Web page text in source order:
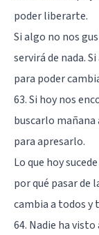
poder liberarte.
Si algo no nos
servirá de nada.
para poder
63. Si hoy nos
buscarlo
para apresarlo.
Lo que hoy
por qué pasar de
cambia a todos y
64. Nadie ha